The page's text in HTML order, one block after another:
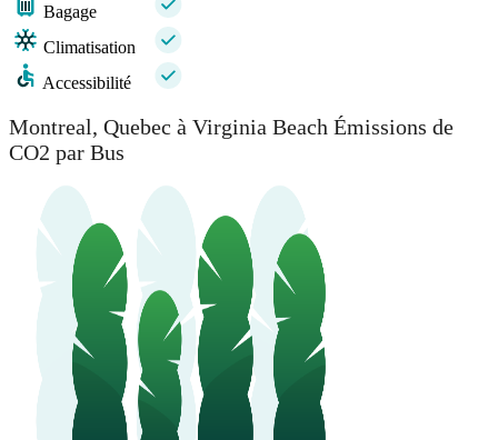
Bagage
Climatisation
Accessibilité
Montreal, Quebec à Virginia Beach Émissions de
CO2 par Bus